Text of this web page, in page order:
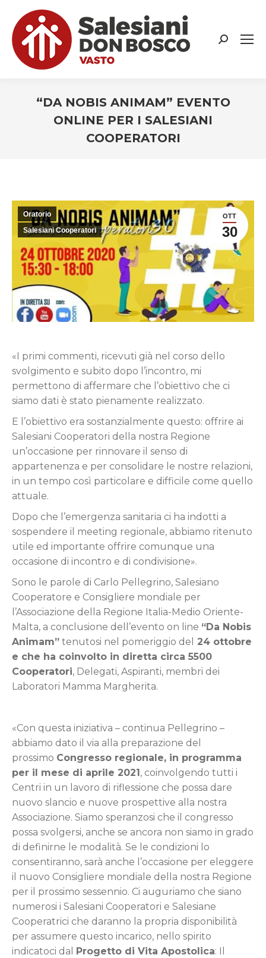
Search:
“DA NOBIS ANIMAM” EVENTO
ONLINE PER I SALESIANI
COOPERATORI
OTT
30
Oratorio
Salesiani Cooperatori
«I primi commenti, ricevuti già nel corso dello
svolgimento e subito dopo l’incontro, mi
permettono di affermare che l’obiettivo che ci
siamo dati è stato pienamente realizzato.
E l’obiettivo era sostanzialmente questo: offrire ai
Salesiani Cooperatori della nostra Regione
un’occasione per rinnovare il senso di
appartenenza e per consolidare le nostre relazioni,
in un tempo così particolare e difficile come quello
attuale.
Dopo che l’emergenza sanitaria ci ha indotti a
sospendere il meeting regionale, abbiamo ritenuto
utile ed importante offrire comunque una
occasione di incontro e di condivisione».
Sono le parole di Carlo Pellegrino, Salesiano
Cooperatore e Consigliere mondiale per
l’Associazione della Regione Italia-Medio Oriente-
Malta, a conclusione dell’evento on line “Da Nobis
Animam” tenutosi nel pomeriggio del
24 ottobre
e che ha coinvolto in diretta circa 5500
Cooperatori, Delegati, Aspiranti, membri dei
Laboratori Mamma Margherita.
«Con questa iniziativa – continua Pellegrino –
abbiamo dato il via alla preparazione del
prossimo Congresso regionale, in programma
per il mese di aprile 2021, coinvolgendo tutti i
Centri in un lavoro di riflessione che possa dare
nuovo slancio e nuove prospettive alla nostra
Associazione. Siamo speranzosi che il congresso
possa svolgersi, anche se ancora non siamo in grado
di definirne le modalità. Se le condizioni lo
consentiranno, sarà anche l’occasione per eleggere
il nuovo Consigliere mondiale della nostra Regione
per il prossimo sessennio. Ci auguriamo che siano
numerosi i Salesiani Cooperatori e Salesiane
Cooperatrici che daranno la propria disponibilità
per assumere questo incarico, nello spirito
indicatoci dal Progetto di Vita Apostolica: Il